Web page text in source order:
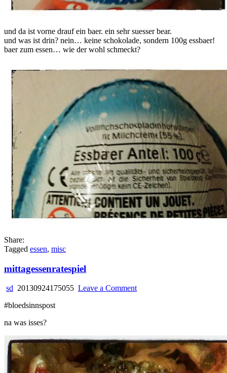
und da ist vorne drauf ein baer. ein sehr suesser bear.
und was ist drin? nein… keine schokolade, sondern 100g essbaer!
baer zum essen… wie der wohl schmeckt?
Share:
Tagged essen, misc
mittagessenratespiel
sd 20130924175055 Leave a Commenton
#bloedsinnspost
na was isses?